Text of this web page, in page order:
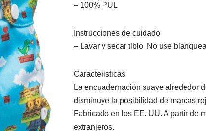
– 100% PUL
Instrucciones de cuidado
– Lavar y secar tibio. No use
Caracteristicas
La encuadernación suave alrededor
disminuye la posibilidad de marcas
Fabricado en los EE. UU. A partir de
extranjeros.